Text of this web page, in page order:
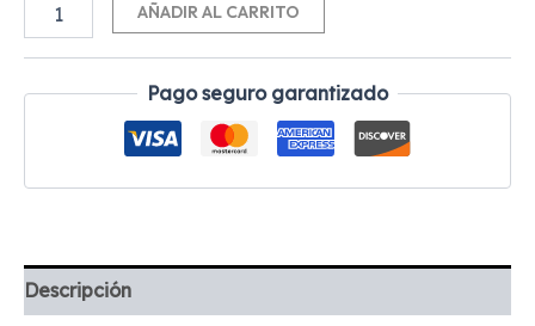
AÑADIR AL CARRITO
Pago seguro garantizado
Descripción